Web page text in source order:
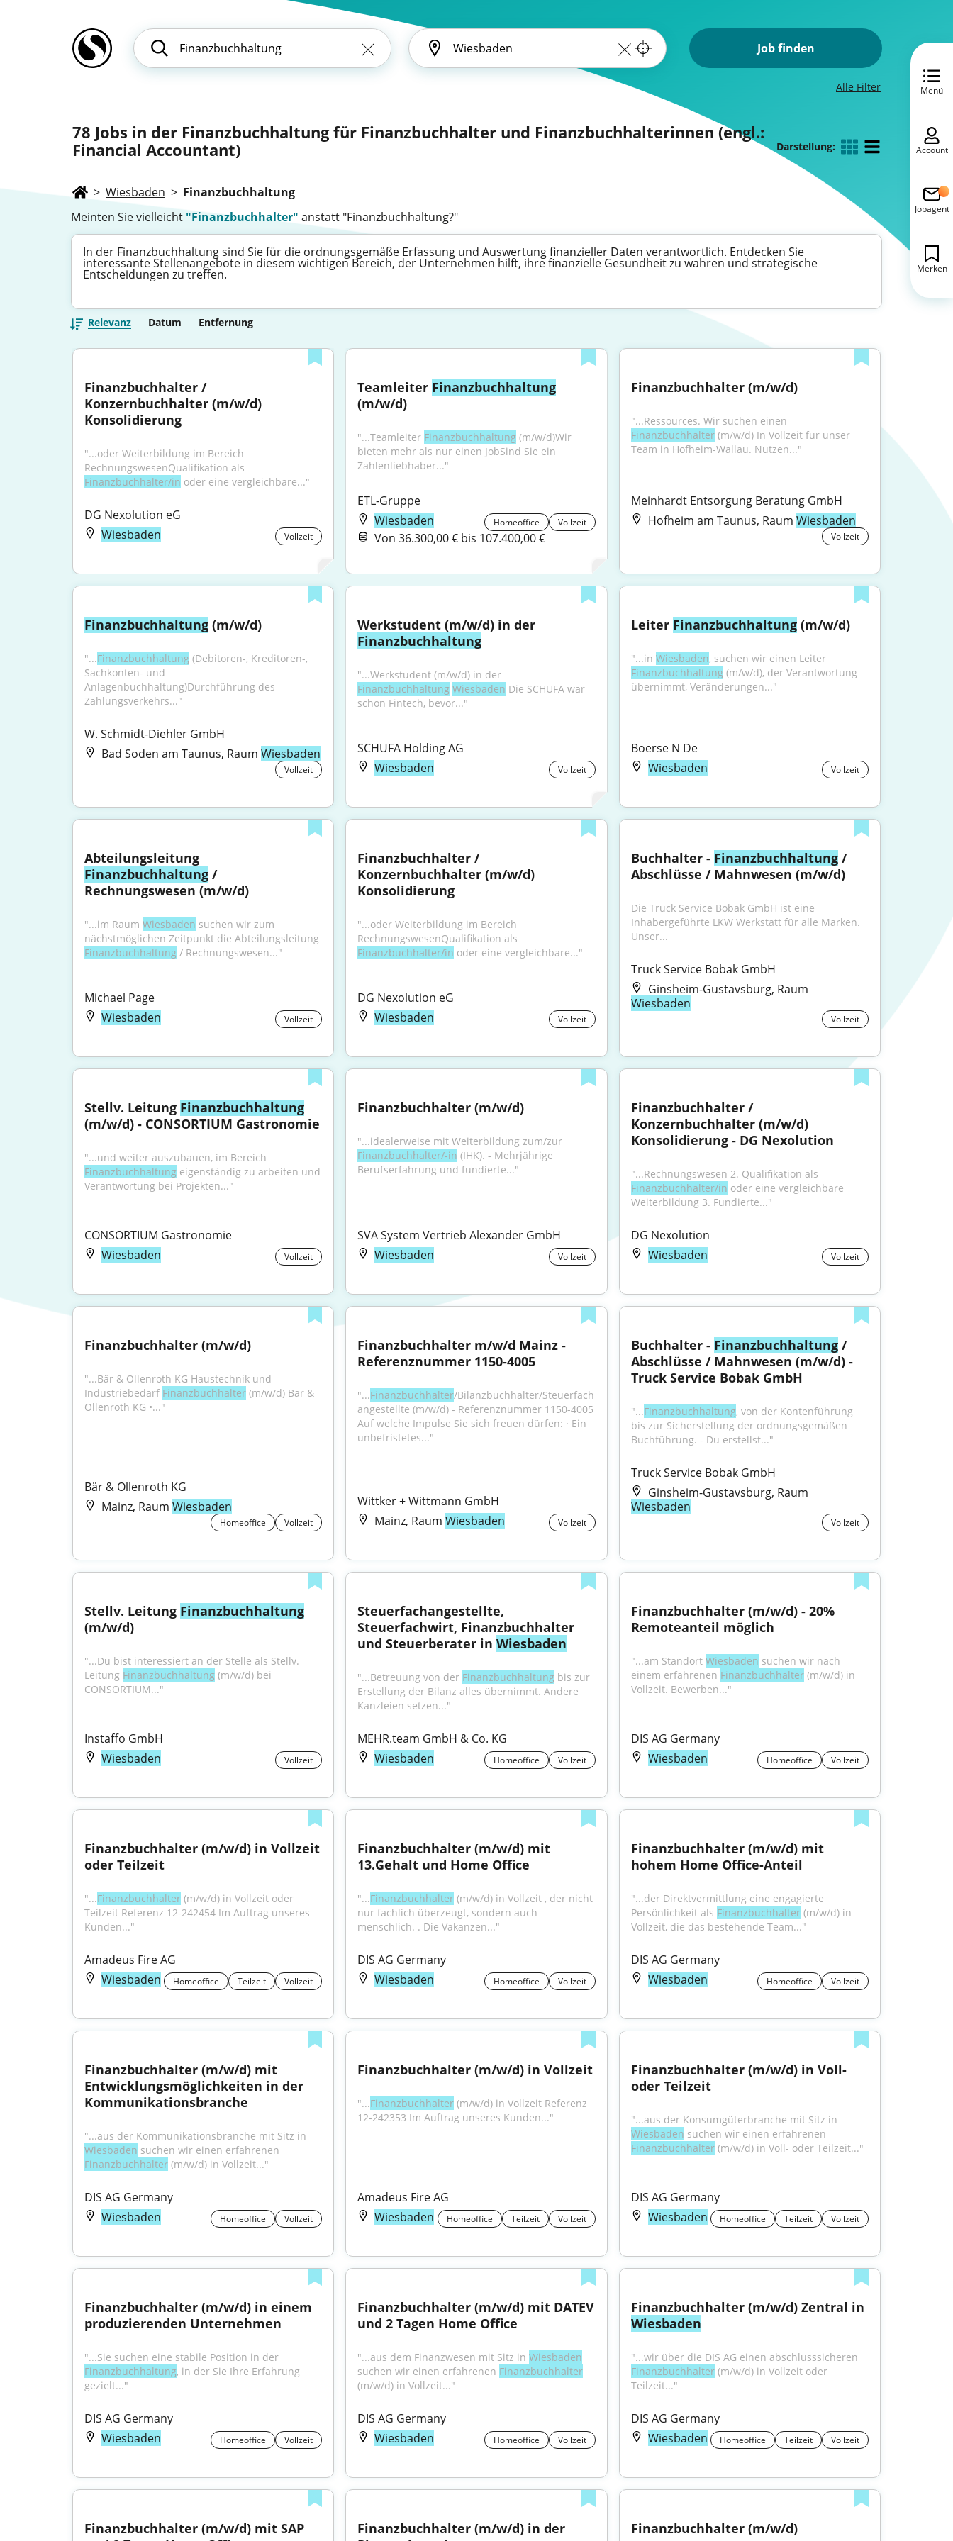
Job finden
Alle Filter
78 Jobs in der Finanzbuchhaltung für Finanzbuchhalter und Finanzbuchhalterinnen (engl.:
Financial Accountant)
Darstellung:
> Wiesbaden > Finanzbuchhaltung
Meinten Sie vielleicht "Finanzbuchhalter" anstatt "Finanzbuchhaltung?"
In der Finanzbuchhaltung sind Sie für die ordnungsgemäße Erfassung und Auswertung finanzieller Daten verantwortlich. Entdecken Sie
interessante Stellenangebote in diesem wichtigen Bereich, der Unternehmen hilft, ihre finanzielle Gesundheit zu wahren und strategische
Entscheidungen zu treffen.
Relevanz Datum Entfernung
Finanzbuchhalter /
Konzernbuchhalter (m/w/d)
Konsolidierung
"...oder Weiterbildung im Bereich
Finanzbuchhalter/in oder eine vergleichbare..."
DG Nexolution eG
Wiesbaden
Vollzeit
Teamleiter Finanzbuchhaltung
(m/w/d)
"...Teamleiter Finanzbuchhaltung (m/w/d)Wir
bieten mehr als nur einen JobSind Sie ein
Zahlenliebhaber..."
ETL-Gruppe
Wiesbaden
Homeoffice Vollzeit
Von 36.300,00 € bis 107.400,00 €
Finanzbuchhalter (m/w/d)
Finanzbuchhalter (m/w/d) In Vollzeit für unser
Team in Hofheim-Wallau. Nutzen..."
Meinhardt Entsorgung Beratung GmbH
Hofheim am Taunus, Raum Wiesbaden
Vollzeit
Finanzbuchhaltung (m/w/d)
"...Finanzbuchhaltung (Debitoren-, Kreditoren-,
Sachkonten- und
Anlagenbuchhaltung)Durchführung des
Zahlungsverkehrs..."
W. Schmidt-Diehler GmbH
Bad Soden am Taunus, Raum Wiesbaden
Vollzeit
Finanzbuchhaltung
Finanzbuchhaltung Wiesbaden Die SCHUFA war
schon Fintech, bevor..."
SCHUFA Holding AG
Wiesbaden
Vollzeit
Leiter Finanzbuchhaltung (m/w/d)
"...in Wiesbaden
, suchen wir einen Leiter
Finanzbuchhaltung (m/w/d), der Verantwortung
übernimmt, Veränderungen..."
Boerse N De
Wiesbaden
Vollzeit
Finanzbuchhaltung /
Rechnungswesen (m/w/d)
"...im Raum Wiesbaden suchen wir zum
Finanzbuchhaltung / Rechnungswesen..."
Michael Page
Wiesbaden
Vollzeit
Finanzbuchhalter /
Konzernbuchhalter (m/w/d)
Konsolidierung
"...oder Weiterbildung im Bereich
Finanzbuchhalter/in oder eine vergleichbare..."
DG Nexolution eG
Wiesbaden
Vollzeit
Buchhalter - Finanzbuchhaltung /
Abschlüsse / Mahnwesen (m/w/d)
Die Truck Service Bobak GmbH ist eine
Inhabergeführte LKW Werkstatt für alle Marken.
Unser...
Truck Service Bobak GmbH
Ginsheim-Gustavsburg, Raum
Wiesbaden
Vollzeit
Stellv. Leitung Finanzbuchhaltung
(m/w/d) - CONSORTIUM Gastronomie
Finanzbuchhaltung eigenständig zu arbeiten und
Verantwortung bei Projekten..."
CONSORTIUM Gastronomie
Wiesbaden
Vollzeit
Finanzbuchhalter (m/w/d)
Finanzbuchhalter/-in (IHK). - Mehrjährige
Berufserfahrung und fundierte..."
SVA System Vertrieb Alexander GmbH
Wiesbaden
Vollzeit
Finanzbuchhalter /
Konzernbuchhalter (m/w/d)
Konsolidierung - DG Nexolution
Finanzbuchhalter/in oder eine vergleichbare
Weiterbildung 3. Fundierte..."
DG Nexolution
Wiesbaden
Vollzeit
Finanzbuchhalter (m/w/d)
"...Bär & Ollenroth KG Haustechnik und
Industriebedarf Finanzbuchhalter (m/w/d) Bär &
Ollenroth KG •..."
Bär & Ollenroth KG
Mainz, Raum Wiesbaden
Homeoffice Vollzeit
Finanzbuchhalter m/w/d Mainz -
Referenznummer 1150-4005
"...Finanzbuchhalter/Bilanzbuchhalter/Steuerfach
angestellte (m/w/d) - Referenznummer 1150-4005
Auf welche Impulse Sie sich freuen dürfen: · Ein
unbefristetes..."
Wittker + Wittmann GmbH
Mainz, RaumWiesbaden Vollzeit
Buchhalter - Finanzbuchhaltung /
Abschlüsse / Mahnwesen (m/w/d) -
Truck Service Bobak GmbH
"...Finanzbuchhaltung, von der Kontenführung
bis zur Sicherstellung der ordnungsgemäßen
Buchführung. - Du erstellst..."
Truck Service Bobak GmbH
Ginsheim-Gustavsburg, Raum
Wiesbaden
Vollzeit
Stellv. Leitung Finanzbuchhaltung
(m/w/d)
"...Du bist interessiert an der Stelle als Stellv.
Leitung Finanzbuchhaltung (m/w/d) bei
CONSORTIUM..."
Instaffo GmbH
Wiesbaden
Vollzeit
Steuerfachangestellte,
Steuerfachwirt, Finanzbuchhalter
und Steuerberater in Wiesbaden
"...Betreuung von der Finanzbuchhaltung bis zur
Erstellung der Bilanz alles übernimmt. Andere
Kanzleien setzen..."
MEHR.team GmbH & Co. KG
Wiesbaden
Homeoffice Vollzeit
Finanzbuchhalter (m/w/d) - 20%
Remoteanteil möglich
"...am Standort Wiesbaden suchen wir nach
einem erfahrenen Finanzbuchhalter (m/w/d) in
Vollzeit. Bewerben..."
DIS AG Germany
Wiesbaden
Homeoffice Vollzeit
Finanzbuchhalter (m/w/d) in Vollzeit
oder Teilzeit
"...Finanzbuchhalter (m/w/d) in Vollzeit oder
Teilzeit Referenz 12-242454 Im Auftrag unseres
Kunden..."
Amadeus Fire AG
Wiesbaden
Homeoffice Teilzeit Vollzeit
Finanzbuchhalter (m/w/d) mit
13.Gehalt und Home Office
"...Finanzbuchhalter (m/w/d) in Vollzeit , der nicht
nur fachlich überzeugt, sondern auch
menschlich. . Die Vakanzen..."
DIS AG Germany
Wiesbaden
Homeoffice Vollzeit
Finanzbuchhalter (m/w/d) mit
hohem Home Office-Anteil
"...der Direktvermittlung eine engagierte
Persönlichkeit als Finanzbuchhalter (m/w/d) in
Vollzeit, die das bestehende Team..."
DIS AG Germany
Wiesbaden
Homeoffice Vollzeit
Finanzbuchhalter (m/w/d) mit
Entwicklungsmöglichkeiten in der
Kommunikationsbranche
Wiesbaden
Finanzbuchhalter (m/w/d) in Vollzeit..."
DIS AG Germany
Wiesbaden
Homeoffice Vollzeit
Finanzbuchhalter (m/w/d) in Vollzeit
"...Finanzbuchhalter (m/w/d) in Vollzeit Referenz
12-242353 Im Auftrag unseres Kunden..."
Amadeus Fire AG
Wiesbaden
Homeoffice Teilzeit Vollzeit
Finanzbuchhalter (m/w/d) in Voll-
oder Teilzeit
Wiesbaden
Finanzbuchhalter (m/w/d) in Voll- oder Teilzeit..."
DIS AG Germany
Wiesbaden
Homeoffice Teilzeit Vollzeit
Finanzbuchhalter (m/w/d) in einem
produzierenden Unternehmen
Finanzbuchhaltung, in der Sie Ihre Erfahrung
gezielt..."
DIS AG Germany
Wiesbaden
Homeoffice Vollzeit
Finanzbuchhalter (m/w/d) mit DATEV
und 2 Tagen Home Office
"...aus dem Finanzwesen mit Sitz in Wiesbaden
suchen wir einen erfahrenen Finanzbuchhalter
(m/w/d) in Vollzeit..."
DIS AG Germany
Wiesbaden
Homeoffice Vollzeit
Wiesbaden
Finanzbuchhalter (m/w/d) in Vollzeit oder
Teilzeit..."
DIS AG Germany
Wiesbaden
Homeoffice Teilzeit Vollzeit
Finanzbuchhalter (m/w/d) mit SAP
Finanzbuchhalter (m/w/d) in der
Finanzbuchhalter (m/w/d)
Menü
Account
Jobagent
Merken